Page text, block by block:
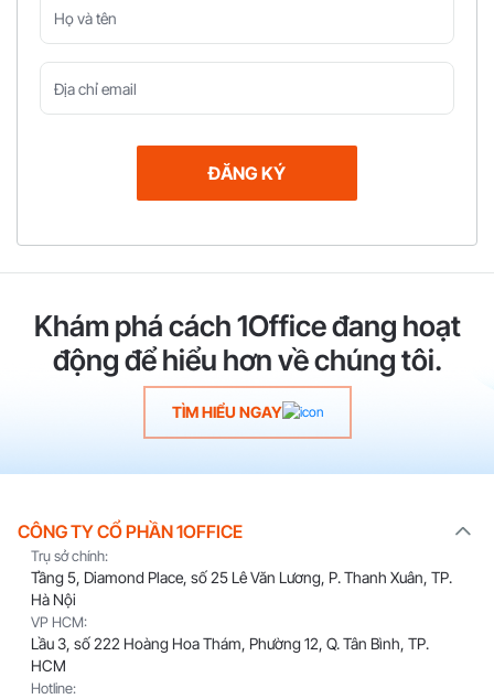
Khám phá cách 1Office đang hoạt
động để hiểu hơn về chúng tôi.
TÌM HIỂU NGAY
CÔNG TY CỔ PHẦN 1OFFICE
Trụ sở chính:
Tầng 5, Diamond Place, số 25 Lê Văn Lương, P. Thanh Xuân, TP.
Hà Nội
VP HCM:
Lầu 3, số 222 Hoàng Hoa Thám, Phường 12, Q. Tân Bình, TP.
HCM
Hotline: